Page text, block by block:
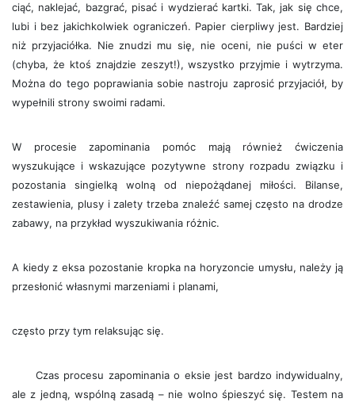
ciąć, naklejać, bazgrać, pisać i wydzierać kartki. Tak, jak się chce,
lubi i bez jakichkolwiek ograniczeń. Papier cierpliwy jest. Bardziej
niż przyjaciółka. Nie znudzi mu się, nie oceni, nie puści w eter
(chyba, że ktoś znajdzie zeszyt!), wszystko przyjmie i wytrzyma.
Można do tego poprawiania sobie nastroju zaprosić przyjaciół, by
wypełnili strony swoimi radami.
W procesie zapominania pomóc mają również ćwiczenia
wyszukujące i wskazujące pozytywne strony rozpadu związku i
pozostania singielką wolną od niepożądanej miłości. Bilanse,
zestawienia, plusy i zalety trzeba znaleźć samej często na drodze
zabawy, na przykład wyszukiwania różnic.
A kiedy z eksa pozostanie kropka na horyzoncie umysłu, należy ją
przesłonić własnymi marzeniami i planami,
często przy tym relaksując się.
Czas procesu zapominania o eksie jest bardzo indywidualny,
ale z jedną, wspólną zasadą – nie wolno śpieszyć się. Testem na